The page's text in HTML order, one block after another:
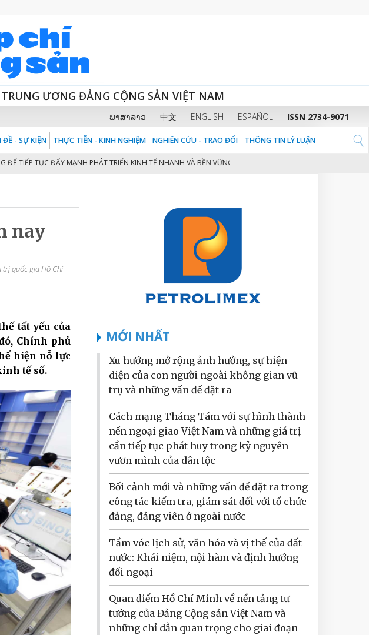
ƯƠNG ĐẢNG CỘNG SẢN VIỆT NAM
ພາສາລາວ 中文 ENGLISH ESPAÑOL ISSN 2734-9071
ĐỀ - SỰ KIỆN THỰC TIỄN - KINH NGHIỆM NGHIÊN CỨU - TRAO ĐỔI THÔNG TIN LÝ LUẬN
TỤC ĐẨY MẠNH PHÁT TRIỂN KINH TẾ NHANH VÀ BỀN VỮNG Ở VIỆT NAM
nay
trị quốc gia Hồ Chí
tất yếu của
Chính phủ
hiện nỗ lực
tế số.
MỚI NHẤT
Xu hướng mở rộng ảnh hưởng, sự hiện
diện của con người ngoài không gian vũ
trụ và những vấn đề đặt ra
Cách mạng Tháng Tám với sự hình thành
nền ngoại giao Việt Nam và những giá trị
cần tiếp tục phát huy trong kỷ nguyên
vươn mình của dân tộc
Bối cảnh mới và những vấn đề đặt ra trong
công tác kiểm tra, giám sát đối với tổ chức
đảng, đảng viên ở ngoài nước
Tầm vóc lịch sử, văn hóa và vị thế của đất
nước: Khái niệm, nội hàm và định hướng
đối ngoại
Quan điểm Hồ Chí Minh về nền tảng tư
tưởng của Đảng Cộng sản Việt Nam và
những chỉ dẫn quan trọng cho giai đoạn